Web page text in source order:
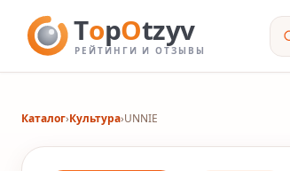
Каталог›Культура›UNNIE